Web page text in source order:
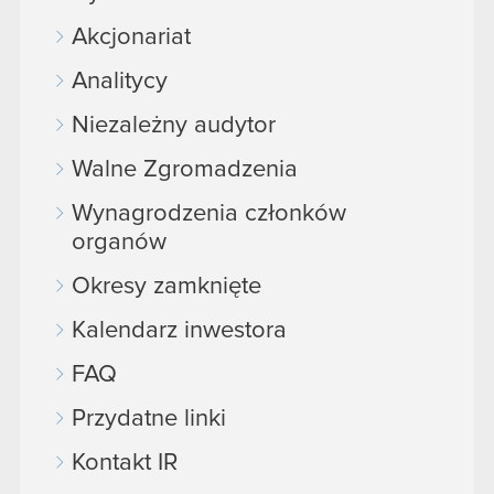
Akcjonariat
Analitycy
Niezależny audytor
Walne Zgromadzenia
Wynagrodzenia członków
organów
Okresy zamknięte
Kalendarz inwestora
FAQ
Przydatne linki
Kontakt IR